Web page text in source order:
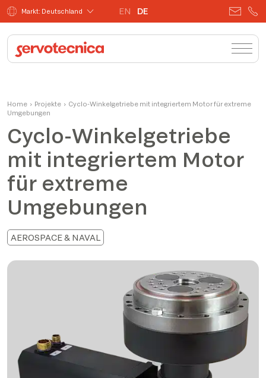
Markt: Deutschland EN DE
Home › Projekte › Cyclo-Winkelgetriebe mit integriertem Motor für extreme
Umgebungen
Cyclo-Winkelgetriebe
mit integriertem Motor
für extreme
Umgebungen
AEROSPACE & NAVAL